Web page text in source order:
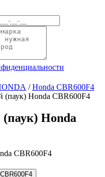
/Honda CBR600F4
Honda CBR600F4
Honda